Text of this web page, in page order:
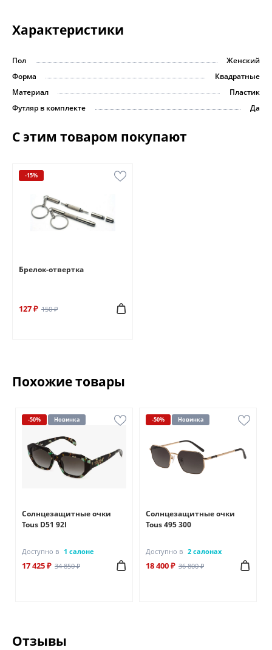
Характеристики
Пол
Женский
Форма
Квадратные
Материал
Пластик
Футляр в комплекте
Да
С этим товаром покупают
-15%
Брелок-отвертка
127 ₽ 150 ₽
Похожие товары
-50% Новинка
Солнцезащитные очки
Tous D51 92I
Доступно в 1 салоне
17 425 ₽ 34 850 ₽
-50% Новинка
Солнцезащитные очки
Tous 495 300
Доступно в 2 салонах
18 400 ₽ 36 800 ₽
Отзывы